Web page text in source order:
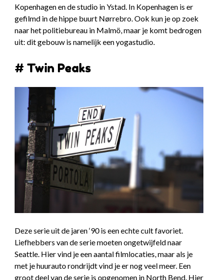
Kopenhagen en de studio in Ystad. In Kopenhagen is er
gefilmd in de hippe buurt Nørrebro. Ook kun je op zoek
naar het politiebureau in Malmö, maar je komt bedrogen
uit: dit gebouw is namelijk een yogastudio.
# Twin Peaks
Deze serie uit de jaren ‘90 is een echte cult favoriet.
Liefhebbers van de serie moeten ongetwijfeld naar
Seattle. Hier vind je een aantal filmlocaties, maar als je
met je huurauto rondrijdt vind je er nog veel meer. Een
groot deel van de serie is opgenomen in North Bend. Hier